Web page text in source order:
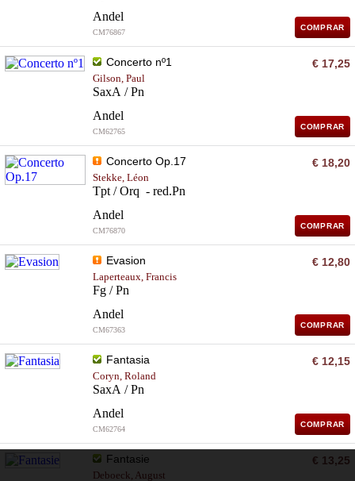
Andel
CM76867
COMPRAR
Concerto nº1
Gilson, Paul
SaxA / Pn
Andel
CM62765
€ 17,25
COMPRAR
Concerto Op.17
Stekke, Léon
Tpt / Orq - red.Pn
Andel
CM76870
€ 18,20
COMPRAR
Evasion
Laperteaux, Francis
Fg / Pn
Andel
CM67363
€ 12,80
COMPRAR
Fantasia
Coryn, Roland
SaxA / Pn
Andel
CM62764
€ 12,15
COMPRAR
Fantasie
Deboeck, August
€ 13,25